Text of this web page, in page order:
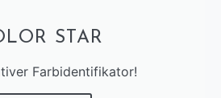
STAR
Farbidentifikator!